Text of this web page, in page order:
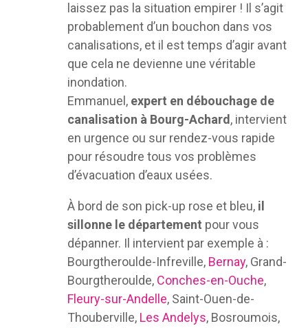
laissez pas la situation empirer ! Il s’agit
probablement d’un bouchon dans vos
canalisations, et il est temps d’agir avant
que cela ne devienne une véritable
inondation.
Emmanuel, expert en débouchage de
canalisation à Bourg-Achard , intervient
en urgence ou sur rendez-vous rapide
pour résoudre tous vos problèmes
d’évacuation d’eaux usées.
À bord de son pick-up rose et bleu, il
sillonne le département pour vous
dépanner. Il intervient par exemple à :
Bourgtheroulde-Infreville, Bernay, Grand-
Bourgtheroulde, Conches-en-Ouche,
Fleury-sur-Andelle, Saint-Ouen-de-
Thouberville, Les Andelys, Bosroumois,